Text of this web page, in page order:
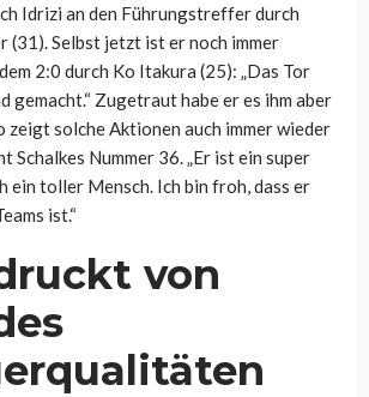
Idrizi an den Führungstreffer durch
(31). Selbst jetzt ist er noch immer
2:0 durch Ko Itakura (25): „Das Tor
gemacht.“ Zugetraut habe er es ihm aber
zeigt solche Aktionen auch immer wieder
Schalkes Nummer 36. „Er ist ein super
ein toller Mensch. Ich bin froh, dass er
ist.“
von